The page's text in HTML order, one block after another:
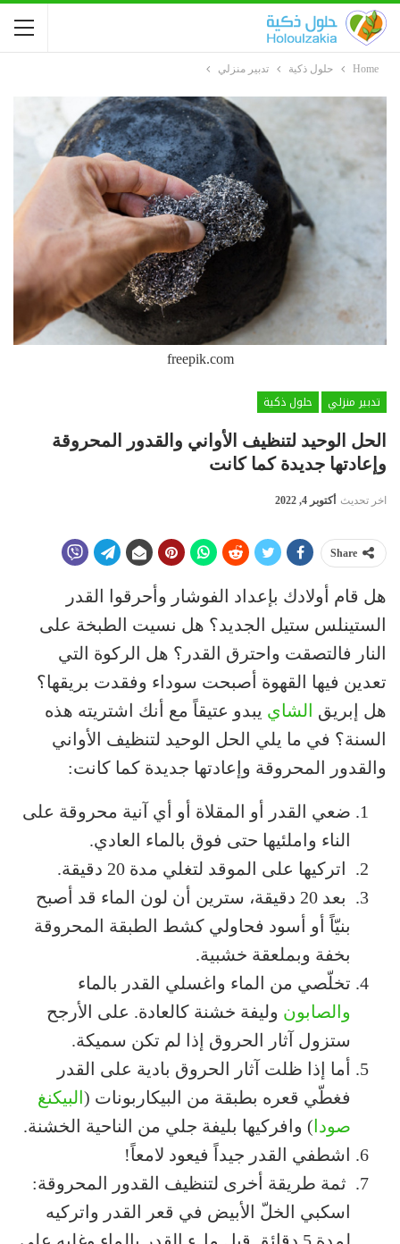
Home حلول ذكية تدبير منزلي
freepik.com
تدبير منزلي
حلول ذكية
الحل الوحيد لتنظيف الأواني والقدور المحروقة
وإعادتها جديدة كما كانت
اخر تحديث أكتوبر 4, 2022
Share
هل قام أولادك بإعداد الفوشار وأحرقوا القدر
الستينلس ستيل الجديد؟ هل نسيت الطبخة على
النار فالتصقت واحترق القدر؟ هل الركوة التي
تعدين فيها القهوة أصبحت سوداء وفقدت بريقها؟
هل إبريق الشاي يبدو عتيقاً مع أنك اشتريته هذه
السنة؟ في ما يلي الحل الوحيد لتنظيف الأواني
والقدور المحروقة وإعادتها جديدة كما كانت:
ضعي القدر أو المقلاة أو أي آنية محروقة على
الناء واملئيها حتى فوق بالماء العادي.
اتركيها على الموقد لتغلي مدة 20 دقيقة.
بعد 20 دقيقة، سترين أن لون الماء قد أصبح
بنيّاً أو أسود فحاولي كشط الطبقة المحروقة
بخفة وبملعقة خشبية.
تخلّصي من الماء واغسلي القدر بالماء
والصابون وليفة خشنة كالعادة. على الأرجح
ستزول آثار الحروق إذا لم تكن سميكة.
أما إذا ظلت آثار الحروق بادية على القدر
فغطّي قعره بطبقة من البيكاربونات ( البيكنغ
صودا ) وافركيها بليفة جلي من الناحية الخشنة.
اشطفي القدر جيداً فيعود لامعاً!
ثمة طريقة أخرى لتنظيف القدور المحروقة:
اسكبي الخلّ الأبيض في قعر القدر واتركيه